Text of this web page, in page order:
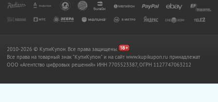
2010-2026 © КупиКупон. Все права защищены.
Все права на товарный знак "КупиКупон" и на сайт www.kupikupon.ru принадлежат
OOO «Агентство цифровых решений» ИНН 7705523387, ОГРН 1127747063212